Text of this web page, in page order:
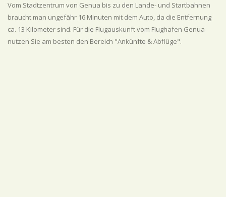
Vom Stadtzentrum von Genua bis zu den Lande- und Startbahnen
braucht man ungefähr 16 Minuten mit dem Auto, da die Entfernung
ca. 13 Kilometer sind. Für die Flugauskunft vom Flughafen Genua
nutzen Sie am besten den Bereich "Ankünfte & Abflüge".